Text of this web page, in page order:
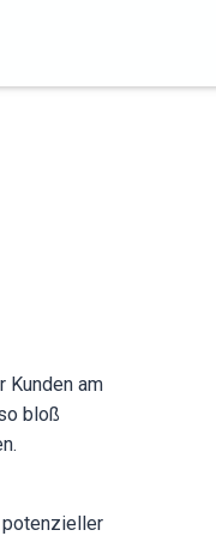
Kunden am
bloß